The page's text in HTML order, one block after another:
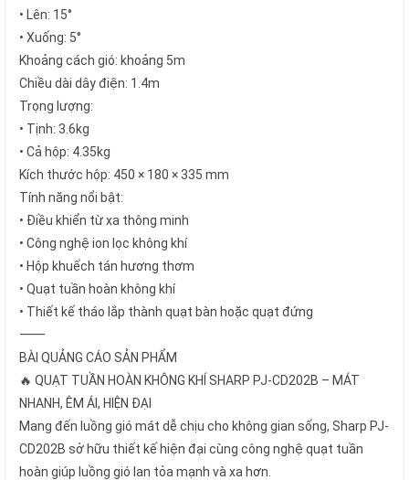
• Lên: 15°
• Xuống: 5°
Khoảng cách gió: khoảng 5m
Chiều dài dây điện: 1.4m
Trọng lượng:
• Tịnh: 3.6kg
• Cả hộp: 4.35kg
Kích thước hộp: 450 × 180 × 335 mm
Tính năng nổi bật:
• Điều khiển từ xa thông minh
• Công nghệ ion lọc không khí
• Hộp khuếch tán hương thơm
• Quạt tuần hoàn không khí
• Thiết kế tháo lắp thành quạt bàn hoặc quạt đứng
⸻
BÀI QUẢNG CÁO SẢN PHẨM
🔥 QUẠT TUẦN HOÀN KHÔNG KHÍ SHARP PJ-CD202B – MÁT
NHANH, ÊM ÁI, HIỆN ĐẠI
Mang đến luồng gió mát dễ chịu cho không gian sống, Sharp PJ-
CD202B sở hữu thiết kế hiện đại cùng công nghệ quạt tuần
hoàn giúp luồng gió lan tỏa mạnh và xa hơn.